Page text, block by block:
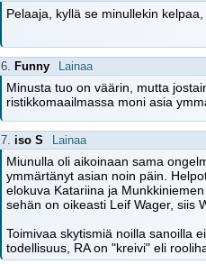
Pelaaja, kyllä se minullekin
6. Funny Lainaa
Minusta tuo on väärin, mutta
ristikkomaailmassa moni asia
7. iso S Lainaa
Miunulla oli aikoinaan sama
ymmärtänyt asian noin päin.
elokuva Katariina ja
sehän on oikeasti Leif Wager, siis
Toimivaa skytismiä noilla sanoilla
todellisuus, RA on "kreivi" eli